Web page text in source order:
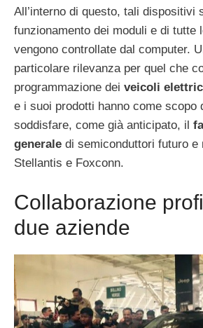
All’interno di questo, tali dispositivi
funzionamento dei moduli e di tutte
vengono controllate dal computer.
particolare rilevanza per quel che
programmazione dei veicoli
e i suoi prodotti hanno come scopo
soddisfare, come già anticipato, il
generale di semiconduttori futuro e
Stellantis e Foxconn.
Collaborazione
due aziende